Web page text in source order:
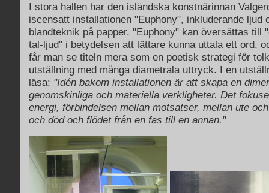
I stora hallen har den isländska konstnärinnan
iscensatt installationen "Euphony", inkluderande ljud
blandteknik på papper. "Euphony" kan översättas till
tal-ljud" i betydelsen att lättare kunna uttala ett ord,
får man se titeln mera som en poetisk strategi för
utställning med många diametrala uttryck. I en
läsa: "Idén bakom installationen är att skapa en
genomskinliga och materiella verkligheter. Det
energi, förbindelsen mellan motsatser, mellan ute
och död och flödet från en fas till en annan."